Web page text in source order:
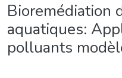
Bioremédiation
aquatiques:
polluants